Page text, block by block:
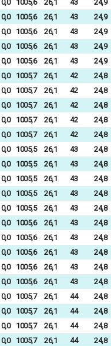
0,0 1005,6 26,1 43
24,9
0,0 1005,6 26,1 43
24,9
0,0 1005,6 26,1 43
24,9
0,0 1005,6 26,1 43
24,9
0,0 1005,6 26,1 43
24,9
0,0 1005,7 26,1 42
24,8
0,0 1005,7 26,1 42
24,8
0,0 1005,7 26,1 42
24,8
0,0 1005,7 26,1 42
24,8
0,0 1005,7 26,1 42
24,8
0,0 1005,5 26,1 43
24,8
0,0 1005,5 26,1 43
24,8
0,0 1005,5 26,1 43
24,8
0,0 1005,5 26,1 43
24,8
0,0 1005,5 26,1 43
24,8
0,0 1005,6 26,1 43
24,8
0,0 1005,6 26,1 43
24,8
0,0 1005,6 26,1 43
24,8
0,0 1005,6 26,1 43
24,8
0,0 1005,6 26,1 43
24,8
0,0 1005,7 26,1 44
24,8
0,0 1005,7 26,1 44
24,8
0,0 1005,7 26,1 44
24,8
0,0 1005,7 26,1 44
24,8